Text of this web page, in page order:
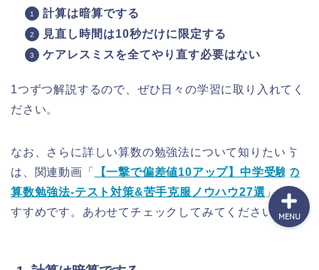
計算は暗算でする
見直し時間は10秒だけに限定する
ケアレスミスを全てやり直す必要はない
1つずつ解説するので、ぜひ日々の学習に取り入れてく
ださい。
なお、さらに詳しい算数の勉強法について知りたい方
は、関連動画「
【一撃で偏差値10アップ】中学受験の
算数勉強法-テスト対策&苦手克服ノウハウ27選 」がお
すすめです。あわせてチェックしてみてください。MENU
運営者情報
受講生実績